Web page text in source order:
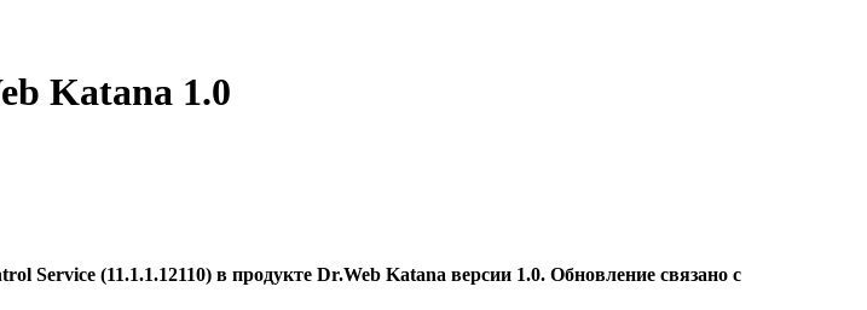
Katana 1.0
Service (11.1.1.12110) в продукте Dr.Web Katana версии 1.0. Обновление связано с